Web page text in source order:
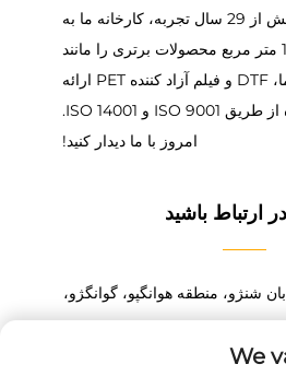
فناوری مواد نوین. با بیش از 29 سال تجربه، کارخانه ما به
مساحت 100,000 متر مربع محصولات برتری را مانند
وینیل انتقال گرما، DTF و فیلم آزاد کننده PET ارائه
می‌دهد. گواهی شده از طریق ISO 9001 و ISO 14001.
امروز با ما دیدار کنید!
ارتباط باشید
شماره 9، خیابان شنژو، منطقه هوانگپو، گوانگژو،
We